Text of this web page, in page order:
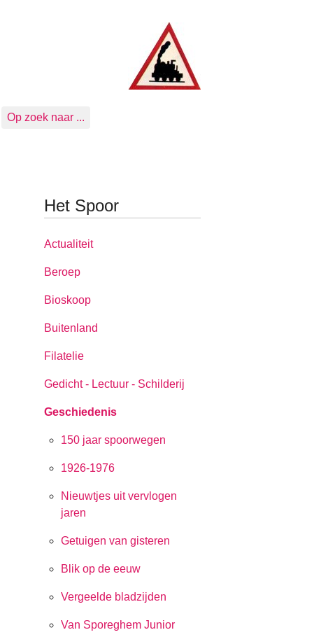
Op zoek naar ...
Het Spoor
Actualiteit
Beroep
Bioskoop
Buitenland
Filatelie
Gedicht - Lectuur - Schilderij
Geschiedenis
150 jaar spoorwegen
1926-1976
Nieuwtjes uit vervlogen
jaren
Getuigen van gisteren
Blik op de eeuw
Vergeelde bladzijden
Van Sporeghem Junior